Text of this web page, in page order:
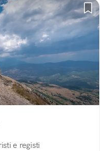
e registi